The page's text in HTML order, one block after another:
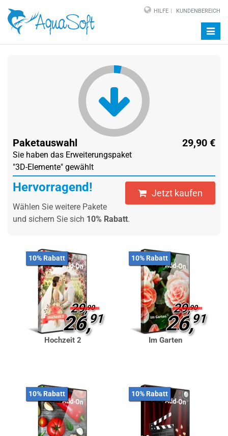
HILFE KUNDENBEREICH
Paketauswahl
Sie haben das Erweiterungspaket
"3D-Elemente" gewählt
29,90 €
Jetzt kaufen
Hervorragend!
Wählen Sie weitere Pakete
und sichern Sie sich 10% Rabatt.
Hochzeit 2
10% Rabatt
26,91
29,90
Im Garten
10% Rabatt
26,91
29,90
10% Rabatt 10% Rabatt